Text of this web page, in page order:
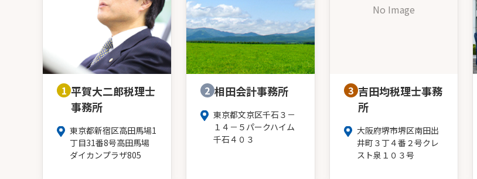
1 平賀大二郎税理士
事務所
東京都新宿区高田馬場1
丁目31番8号高田馬場
ダイカンプラザ805
2 相田会計事務所
東京都文京区千石３－
１４－５パークハイム
千石４０３
No Image
3 吉田均税理士事務
所
大阪府堺市堺区南田出
井町３丁４番２号クレ
スト泉１０３号